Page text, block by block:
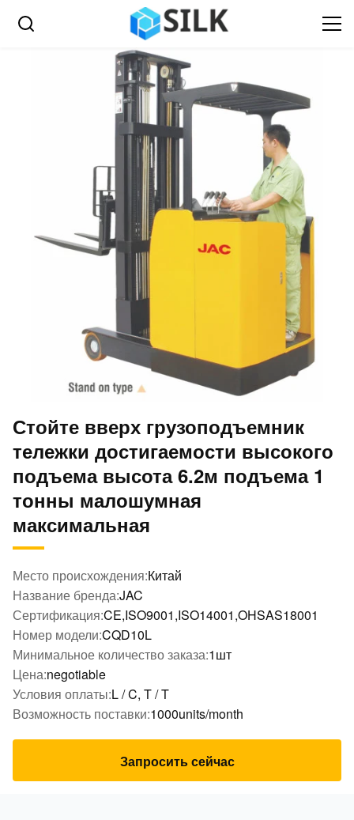
Стойте вверх грузоподъемник
тележки достигаемости высокого
подъема высота 6.2м подъема 1
тонны малошумная
максимальная
Место происхождения:Китай
Название бренда:JAC
Сертификация:CE,ISO9001,ISO14001,OHSAS18001
Номер модели:CQD10L
Минимальное количество заказа:1шт
Цена:negotiable
Условия оплаты:L / C, T / T
Возможность поставки:1000units/month
Запросить сейчас